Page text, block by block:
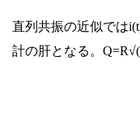
直列共振の近似では
計の肝となる。